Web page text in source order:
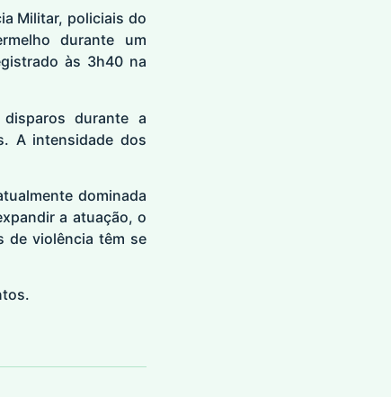
Militar, policiais do
durante um
às 3h40 na
durante a
A intensidade dos
dominada
a atuação, o
de violência têm se